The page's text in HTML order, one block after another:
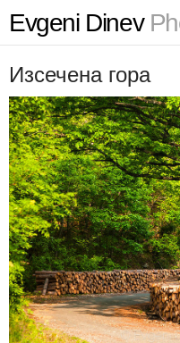
Evgeni Dinev
Изсечена гора